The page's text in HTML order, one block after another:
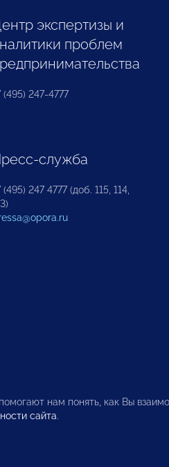
экспертизы и
проблем
(495) 247-4777
служба
(495) 247 4777 (доб. 115, 114,
нам понять, как Вы
сайта.